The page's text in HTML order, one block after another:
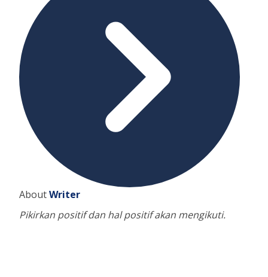
AboutWriter
Pikirkan positif dan hal positif akan mengikuti.